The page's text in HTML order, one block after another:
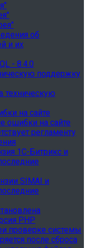
об
и их
- 8.4.0
поддержку
техническую
на сайте
ошибки на сайте
регламенту
1С-Битрикс и
SIMAI и
PHP
проверке системы
после сброса